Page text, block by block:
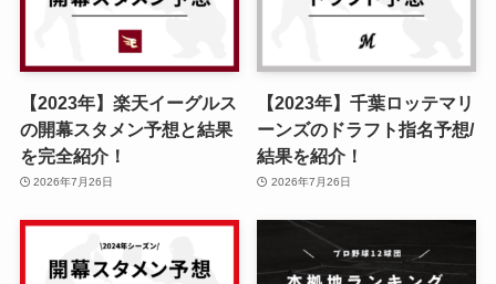
【2023年】楽天イーグルス
の開幕スタメン予想と結果
を完全紹介！
2026年7月26日
【2023年】千葉ロッテマリ
ーンズのドラフト指名予想/
結果を紹介！
2026年7月26日